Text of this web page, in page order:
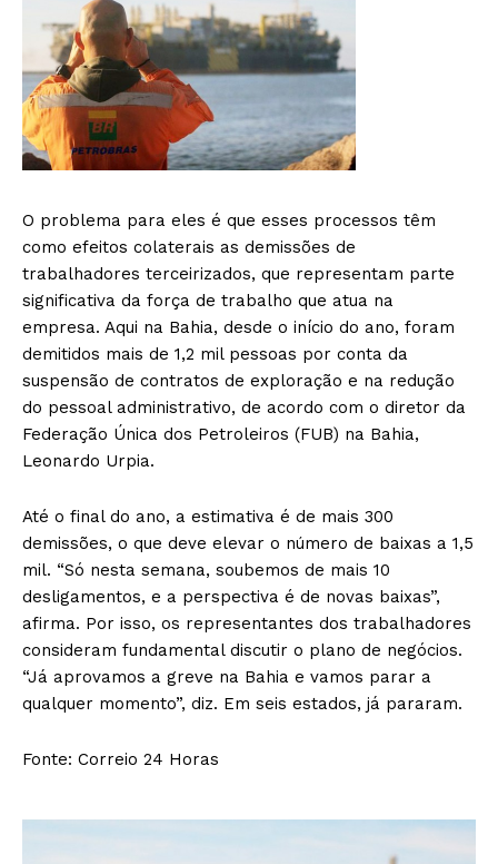
O problema para eles é que esses processos têm
como efeitos colaterais as demissões de
trabalhadores terceirizados, que representam parte
significativa da força de trabalho que atua na
empresa. Aqui na Bahia, desde o início do ano, foram
demitidos mais de 1,2 mil pessoas por conta da
suspensão de contratos de exploração e na redução
do pessoal administrativo, de acordo com o diretor da
Federação Única dos Petroleiros (FUB) na Bahia,
Leonardo Urpia.
Até o final do ano, a estimativa é de mais 300
demissões, o que deve elevar o número de baixas a 1,5
mil. “Só nesta semana, soubemos de mais 10
desligamentos, e a perspectiva é de novas baixas”,
afirma. Por isso, os representantes dos trabalhadores
consideram fundamental discutir o plano de negócios.
“Já aprovamos a greve na Bahia e vamos parar a
qualquer momento”, diz. Em seis estados, já pararam.
Fonte: Correio 24 Horas